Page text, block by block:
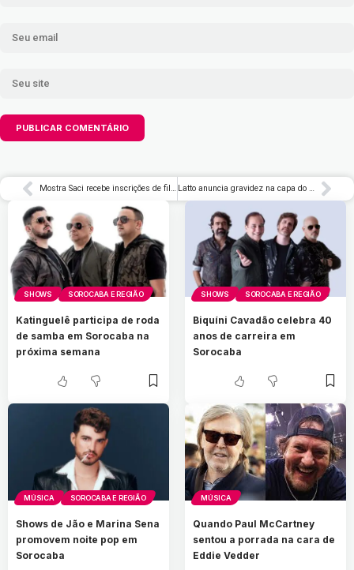
Mostra Saci recebe inscrições de filmes sobre o folclore e a cultura Latto anuncia gravidez na capa do novo álbum ‘Big Mama’ – Rolling Stone Brasil
SHOWS SOROCABA E REGIÃO
Katinguelê participa de roda
de samba em Sorocaba na
próxima semana
SHOWS SOROCABA E REGIÃO
Biquíni Cavadão celebra 40
anos de carreira em
Sorocaba
MÚSICA SOROCABA E REGIÃO
Shows de Jão e Marina Sena
promovem noite pop em
Sorocaba
MÚSICA
Quando Paul McCartney
sentou a porrada na cara de
Eddie Vedder